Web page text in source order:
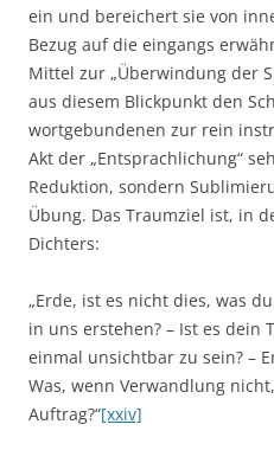
ein und bereichert sie von
Bezug auf die eingangs
Mittel zur „Überwindung der
aus diesem Blickpunkt den
wortgebundenen zur rein
Akt der „Entsprachlichung“
Reduktion, sondern
Übung. Das Traumziel ist, in
Dichters:
„Erde, ist es nicht dies, was
in uns erstehen? – Ist es dein
einmal unsichtbar zu sein? –
Was, wenn Verwandlung
Auftrag?“[xxiv]